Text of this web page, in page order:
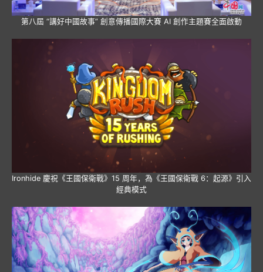
第八屆 “講好中國故事” 創意傳播國際大賽 AI 創作主題賽全面啟動
Ironhide 慶祝《王國保衛戰》15 周年，為《王國保衛戰 6：起源》引入
經典模式